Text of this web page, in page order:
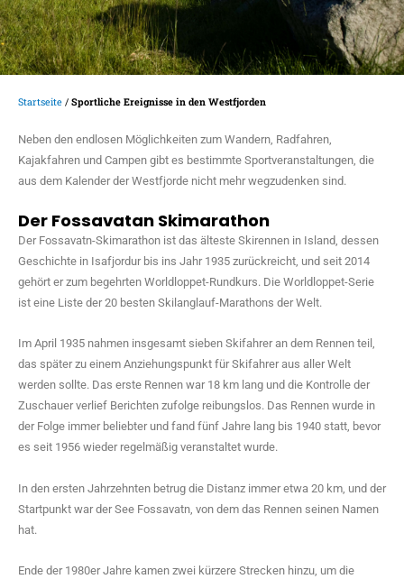
Startseite / Sportliche Ereignisse in den Westfjorden
Neben den endlosen Möglichkeiten zum Wandern, Radfahren,
Kajakfahren und Campen gibt es bestimmte Sportveranstaltungen, die
aus dem Kalender der Westfjorde nicht mehr wegzudenken sind.
Der Fossavatan Skimarathon
Der Fossavatn-Skimarathon ist das älteste Skirennen in Island, dessen
Geschichte in Isafjordur bis ins Jahr 1935 zurückreicht, und seit 2014
gehört er zum begehrten Worldloppet-Rundkurs. Die Worldloppet-Serie
ist eine Liste der 20 besten Skilanglauf-Marathons der Welt.
Im April 1935 nahmen insgesamt sieben Skifahrer an dem Rennen teil,
das später zu einem Anziehungspunkt für Skifahrer aus aller Welt
werden sollte. Das erste Rennen war 18 km lang und die Kontrolle der
Zuschauer verlief Berichten zufolge reibungslos. Das Rennen wurde in
der Folge immer beliebter und fand fünf Jahre lang bis 1940 statt, bevor
es seit 1956 wieder regelmäßig veranstaltet wurde.
In den ersten Jahrzehnten betrug die Distanz immer etwa 20 km, und der
Startpunkt war der See Fossavatn, von dem das Rennen seinen Namen
hat.
Ende der 1980er Jahre kamen zwei kürzere Strecken hinzu, um die